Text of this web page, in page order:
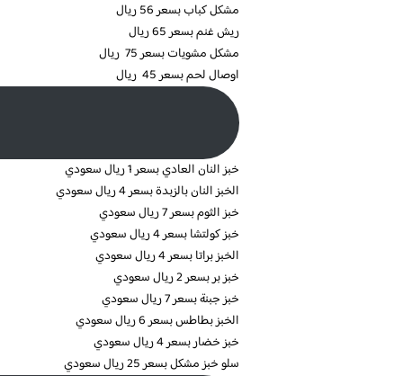
مشكل كباب بسعر 56 ريال
ريش غنم بسعر 65 ريال
مشكل مشويات بسعر 75 ريال
اوصال لحم بسعر 45 ريال
خبز النان العادي بسعر 1 ريال سعودي
الخبز النان بالزبدة بسعر 4 ريال سعودي
خبز الثوم بسعر 7 ريال سعودي
خبز كولتشا بسعر 4 ريال سعودي
الخبز براتا بسعر 4 ريال سعودي
خبز بر بسعر 2 ريال سعودي
خبز جبنة بسعر 7 ريال سعودي
الخبز بطاطس بسعر 6 ريال سعودي
خبز خضار بسعر 4 ريال سعودي
سلو خبز مشكل بسعر 25 ريال سعودي